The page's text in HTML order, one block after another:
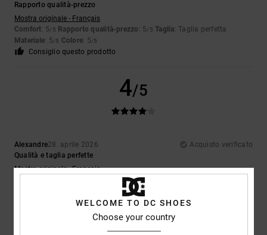
Rapporto qualità-prezzo
Mostra originale - Français
Comfort: 5/5 Rapporto qualità-prezzo : 5/5 Taglia: Taglia perfetta
Materiale: 5/5 Colore: 5/5
Consiglio questo prodotto
4/5
Alexandre28. aprile 2026
Acquisto verificato
Qualità e taglia perfette
Mostra originale - Français
Rapporto qualità-prezzo: 5
Consiglio questo prodottoWELCOME TO DC SHOES
Choose your country